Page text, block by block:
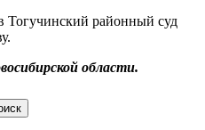
Тогучинский районный суд
области.